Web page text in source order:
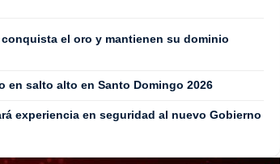
el oro y mantienen su dominio
en salto alto en Santo Domingo 2026
experiencia en seguridad al nuevo Gobierno